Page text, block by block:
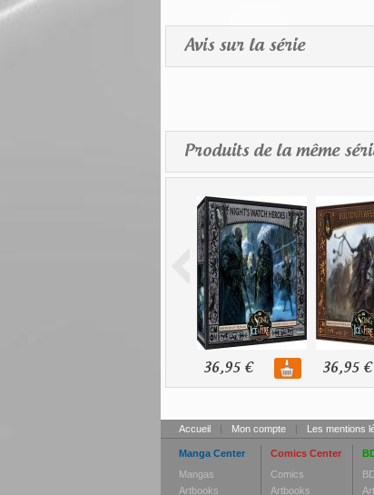
Avis sur la série
Produits de la même
36,95 € 36,95 €
Accueil | Mon compte | Les mentions
Manga Center
Mangas
Artbooks
Comics Center
Comics
Artbooks
BD